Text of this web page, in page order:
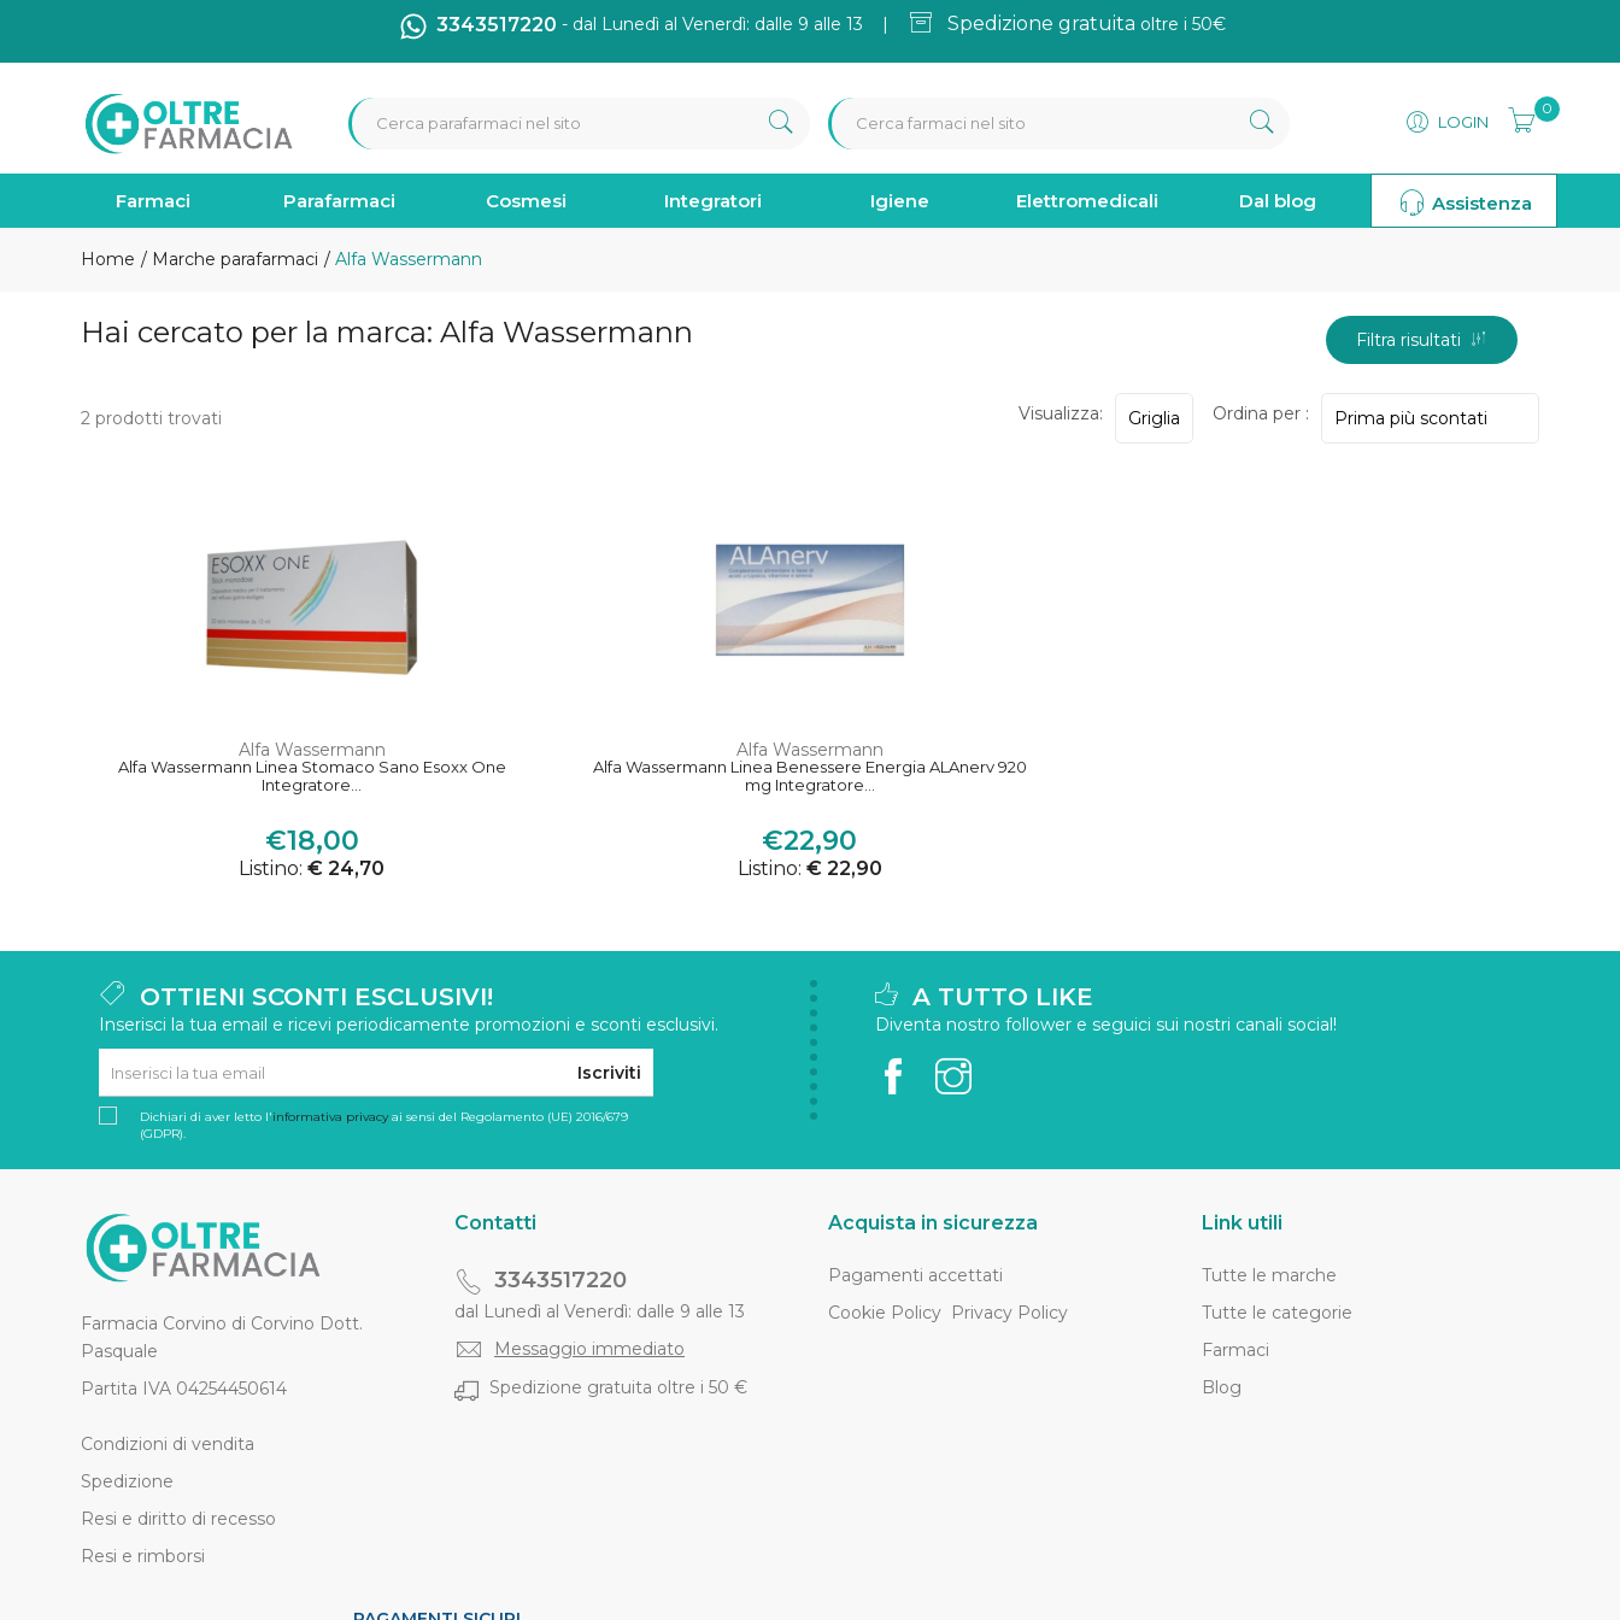
3343517220 - dal Lunedì al Venerdì: dalle 9 alle 13 | Spedizione gratuita oltre i 50€
LOGIN
0
Farmaci Parafarmaci Cosmesi Integratori Igiene Elettromedicali Dal blog Assistenza
Home Marche parafarmaci Alfa Wassermann
Hai cercato per la marca: Alfa Wassermann Filtra risultati
2 prodotti trovati Visualizza: Ordina per :
Alfa Wassermann
Alfa Wassermann Linea Stomaco Sano Esoxx One
Integratore...
€18,00
Listino:€ 24,70
Alfa Wassermann
Alfa Wassermann Linea Benessere Energia ALAnerv 920
mg Integratore...
€22,90
Listino: € 22,90
OTTIENI SCONTI ESCLUSIVI!
Inserisci la tua email e ricevi periodicamente promozioni e sconti esclusivi.
Iscriviti
Dichiari di aver letto l'informativa privacyai sensi del Regolamento (UE) 2016/679
(GDPR).
A TUTTO LIKE
Diventa nostro follower e seguici sui nostri canali social!
Farmacia Corvino di Corvino Dott.
Pasquale
Partita IVA 04254450614
Condizioni di vendita
Spedizione
Resi e diritto di recesso
Resi e rimborsi
Contatti
3343517220
dal Lunedì al Venerdì: dalle 9 alle 13
Messaggio immediato
Spedizione gratuita oltre i 50 €
Acquista in sicurezza
Pagamenti accettati
Cookie Policy Privacy Policy
Link utili
Tutte le marche
Tutte le categorie
Farmaci
Blog